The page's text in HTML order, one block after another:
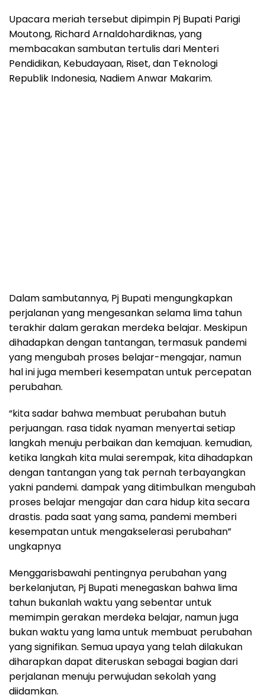
Upacara meriah tersebut dipimpin Pj Bupati Parigi
Moutong, Richard Arnaldohardiknas, yang
membacakan sambutan tertulis dari Menteri
Pendidikan, Kebudayaan, Riset, dan Teknologi
Republik Indonesia, Nadiem Anwar Makarim.
Dalam sambutannya, Pj Bupati mengungkapkan
perjalanan yang mengesankan selama lima tahun
terakhir dalam gerakan merdeka belajar. Meskipun
dihadapkan dengan tantangan, termasuk pandemi
yang mengubah proses belajar-mengajar, namun
hal ini juga memberi kesempatan untuk percepatan
perubahan.
“kita sadar bahwa membuat perubahan butuh
perjuangan. rasa tidak nyaman menyertai setiap
langkah menuju perbaikan dan kemajuan. kemudian,
ketika langkah kita mulai serempak, kita dihadapkan
dengan tantangan yang tak pernah terbayangkan
yakni pandemi. dampak yang ditimbulkan mengubah
proses belajar mengajar dan cara hidup kita secara
drastis. pada saat yang sama, pandemi memberi
kesempatan untuk mengakselerasi perubahan”
ungkapnya
Menggarisbawahi pentingnya perubahan yang
berkelanjutan, Pj Bupati menegaskan bahwa lima
tahun bukanlah waktu yang sebentar untuk
memimpin gerakan merdeka belajar, namun juga
bukan waktu yang lama untuk membuat perubahan
yang signifikan. Semua upaya yang telah dilakukan
diharapkan dapat diteruskan sebagai bagian dari
perjalanan menuju perwujudan sekolah yang
diidamkan.